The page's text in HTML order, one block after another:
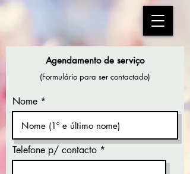
Agendamento de serviço
(Formulário para ser contactado)
Nome
Telefone p/ contacto